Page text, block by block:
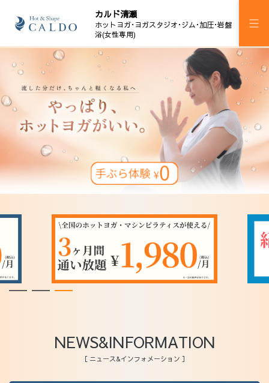
カルド清瀬
ホットヨガ･ヨガスタジオ･ジム･加圧･岩盤
浴(女性専用)
施設案内
プログラム
スケジュール
マピラセミ
ジム
ウェルチケ
NEWS&INFORMATION
［ ニュース&インフォメーション ］